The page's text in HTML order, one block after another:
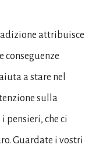
attribuisce
conseguenze
a stare nel
sulla
pensieri, che ci
Guardate i vostri